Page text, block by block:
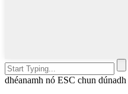
dhéanamh nó ESC chun dúnadh